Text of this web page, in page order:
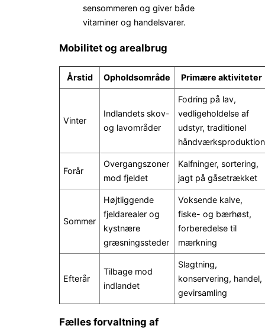
sensommeren og giver både
vitaminer og handelsvarer.
Mobilitet og arealbrug
Årstid Opholdsområde Primære aktiviteter
Vinter
Indlandets skov-
og lavområder
Fodring på lav,
vedligeholdelse af
udstyr, traditionel
håndværksproduktion
Forår
Overgangszoner
mod fjeldet
Kalfninger, sortering,
jagt på gåsetrækket
Sommer
Højtliggende
fjeldarealer og
kystnære
græsningssteder
Voksende kalve,
fiske- og bærhøst,
forberedelse til
mærkning
Efterår
Tilbage mod
indlandet
Slagtning,
konservering, handel,
gevirsamling
Fælles forvaltning af